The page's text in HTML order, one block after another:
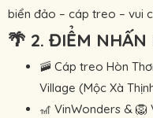
biển đảo – cáp treo – vui
🌴 2. ĐIỂM
🚠 Cáp treo Hòn
Village (Mộc Xà
🎢 VinWonders &